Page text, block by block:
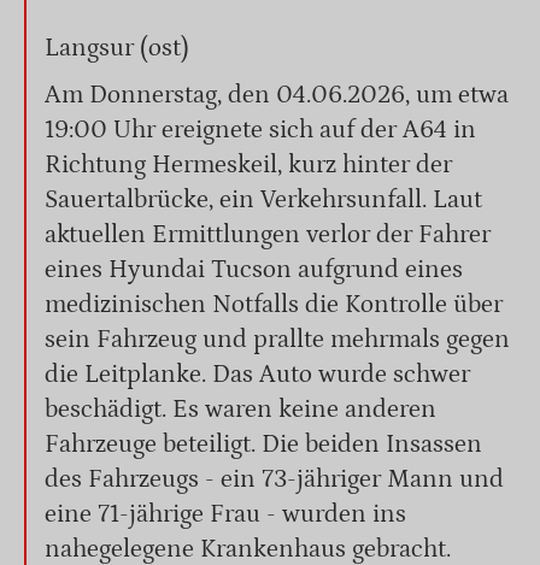
Langsur (ost)
Am Donnerstag, den 04.06.2026, um etwa
19:00 Uhr ereignete sich auf der A64 in
Richtung Hermeskeil, kurz hinter der
Sauertalbrücke, ein Verkehrsunfall. Laut
aktuellen Ermittlungen verlor der Fahrer
eines Hyundai Tucson aufgrund eines
medizinischen Notfalls die Kontrolle über
sein Fahrzeug und prallte mehrmals gegen
die Leitplanke. Das Auto wurde schwer
beschädigt. Es waren keine anderen
Fahrzeuge beteiligt. Die beiden Insassen
des Fahrzeugs - ein 73-jähriger Mann und
eine 71-jährige Frau - wurden ins
nahegelegene Krankenhaus gebracht.